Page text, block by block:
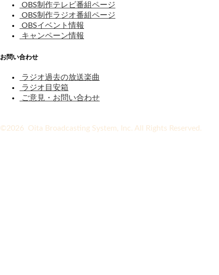
OBS制作テレビ番組ページ
OBS制作ラジオ番組ページ
OBSイベント情報
キャンペーン情報
お問い合わせ
ラジオ過去の放送楽曲
ラジオ目安箱
ご意見・お問い合わせ
©2026 Oita Broadcasting System, Inc. All Rights Reserved.